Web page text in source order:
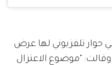
حوار تلفزيوني لها عرض
وقالت: "موضوع الاعتزال